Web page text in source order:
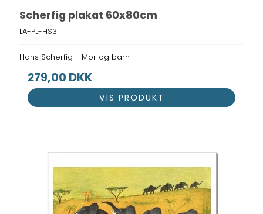
Scherfig plakat 60x80cm
LA-PL-HS3
Hans Scherfig - Mor og barn
279,00 DKK
VIS PRODUKT